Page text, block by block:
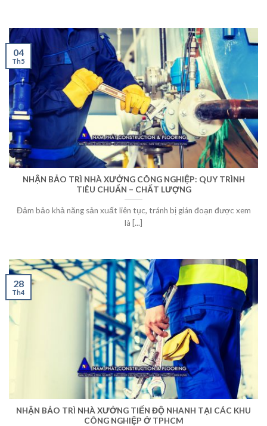
NHẬN BẢO TRÌ NHÀ XƯỞNG CÔNG NGHIỆP: QUY TRÌNH
TIÊU CHUẨN – CHẤT LƯỢNG
Đảm bảo khả năng sản xuất liên tục, tránh bị gián đoạn được xem
là [...]
04
Th5
NHẬN BẢO TRÌ NHÀ XƯỞNG TIẾN ĐỘ NHANH TẠI CÁC KHU
CÔNG NGHIỆP Ở TPHCM
28
Th4